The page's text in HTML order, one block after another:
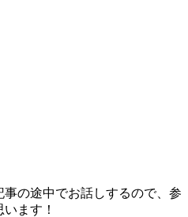
の途中でお話しするので、参
ます！